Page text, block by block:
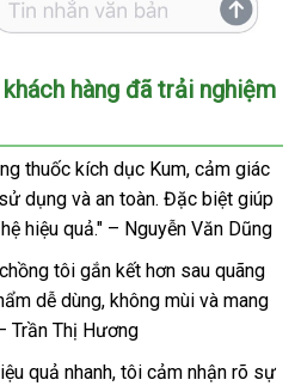
hàng đã trải nghiệm
thuốc kích dục Kum, cảm giác
dụng và an toàn. Đặc biệt giúp
hiệu quả." – Nguyễn Văn Dũng
tôi gắn kết hơn sau quãng
dễ dùng, không mùi và mang
Trần Thị Hương
quả nhanh, tôi cảm nhận rõ sự